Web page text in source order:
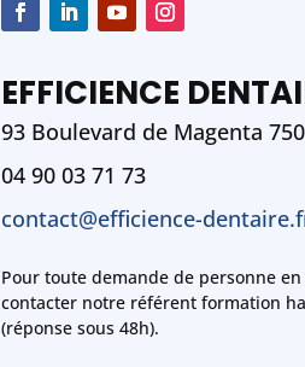
EFFICIENCE
93 Boulevard de Magenta
04 90 03 71 73
contact@efficience-
Pour toute demande de personne
contacter notre référent formation
(réponse sous 48h).